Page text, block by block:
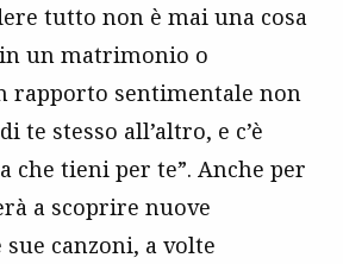
tutto non è mai una cosa
un matrimonio o
rapporto sentimentale non
te stesso all’altro, e c’è
che tieni per te”. Anche per
a scoprire nuove
canzoni, a volte